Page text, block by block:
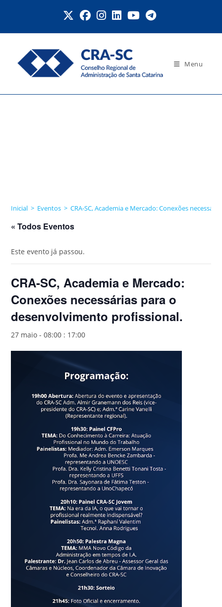
Menu
Inicial > Eventos > CRA-SC, Academia e Mercado: Conexões
« Todos Eventos
Este evento já passou.
CRA-SC, Academia e Mercado:
Conexões necessárias para o
desenvolvimento profissional.
27 maio - 08:00 : 17:00